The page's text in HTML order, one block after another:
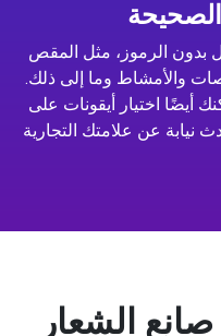
الصحيحة
بدون الرموز، مثل المقص
والأمشاط وما إلى ذلك.
أيضًا اختيار أيقونات على
الشعار